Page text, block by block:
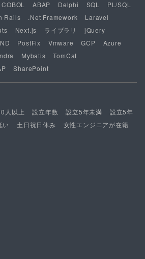
COBOL ABAP Delphi SQL
PL/SQL
Rails .Net Framework
Laravel
Next.js ライブラリ
jQuery
PostFix Vmware GCP
Azure
Mybatis
TomCat
SharePoint
人以上 設立年数 設立5年未満
設立5年
い 土日祝日休み
女性エンジニアが在籍